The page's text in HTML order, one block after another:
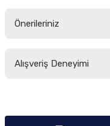
Önerileriniz
yetersiz gördüğünüz
Alışveriş Deneyimi